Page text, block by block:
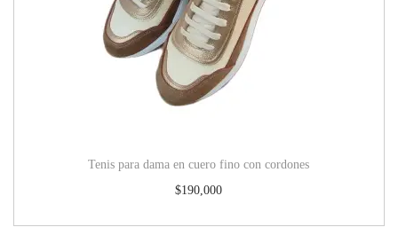
Tenis para dama en cuero fino con cordones
$190,000